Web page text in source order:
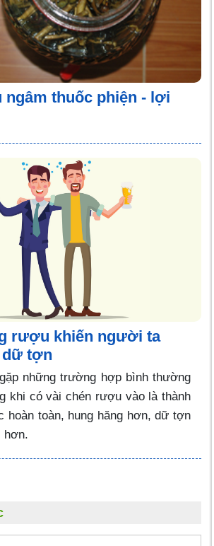
thuốc phiện - lợi
rượu khiến người ta
dữ tợn
những trường hợp bình thường
khi có vài chén rượu vào là thành
hoàn toàn, hung hăng hơn, dữ tợn
hơn.